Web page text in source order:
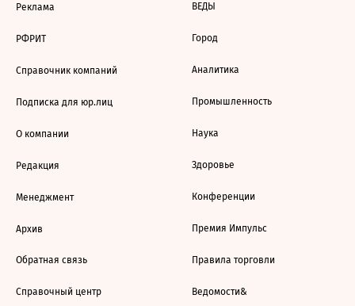
Реклама
РФРИТ
Справочник компаний
Подписка для юр.лиц
О компании
Редакция
Менеджмент
Архив
Обратная связь
Справочный центр
ВЕДЫ
Город
Аналитика
Промышленность
Наука
Здоровье
Конференции
Премия Импульс
Правила торговли
Ведомости&